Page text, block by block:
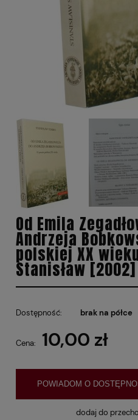
Od Emila
Andrzeja
polskiej XX
Stanisław [2002]
Dostępność: brak na półce
Cena: 10,00 zł
POWIADOM O
dodaj do